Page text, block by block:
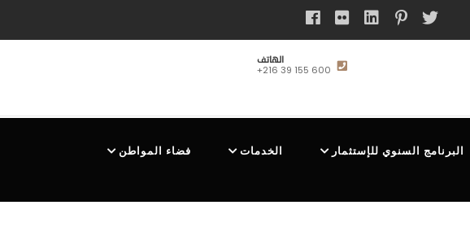
الهاتف
+216 39 155 600
البرنامج السنوي للإستثمار الخدمات فضاء المواطن